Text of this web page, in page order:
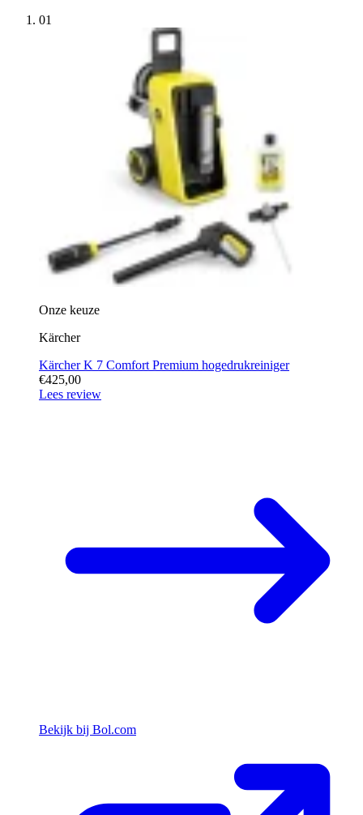
01
Onze keuze
Kärcher
Kärcher K 7 Comfort Premium hogedrukreiniger
€425,00
Lees review
Bekijk bij Bol.com